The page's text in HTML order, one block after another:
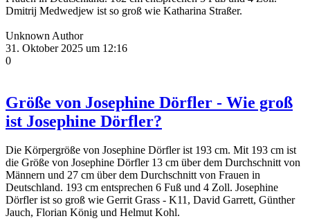
Dmitrij Medwedjew ist so groß wie Katharina Straßer.
Unknown Author
31. Oktober 2025 um 12:16
0
Größe von Josephine Dörfler - Wie groß
ist Josephine Dörfler?
Die Körpergröße von Josephine Dörfler ist 193 cm. Mit 193 cm ist
die Größe von Josephine Dörfler 13 cm über dem Durchschnitt von
Männern und 27 cm über dem Durchschnitt von Frauen in
Deutschland. 193 cm entsprechen 6 Fuß und 4 Zoll. Josephine
Dörfler ist so groß wie Gerrit Grass - K11, David Garrett, Günther
Jauch, Florian König und Helmut Kohl.